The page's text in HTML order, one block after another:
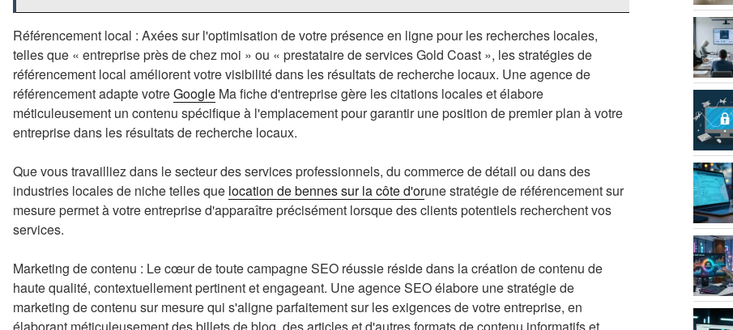
Référencement local : Axées sur l'optimisation de votre présence en ligne pour les recherches locales,
telles que « entreprise près de chez moi » ou « prestataire de services Gold Coast », les stratégies de
référencement local améliorent votre visibilité dans les résultats de recherche locaux. Une agence de
référencement adapte votreGoogle Ma fiche d'entreprise gère les citations locales et élabore
méticuleusement un contenu spécifique à l'emplacement pour garantir une position de premier plan à votre
entreprise dans les résultats de recherche locaux.
Que vous travailliez dans le secteur des services professionnels, du commerce de détail ou dans des
industries locales de niche telles que location de bennes sur la côte d'orune stratégie de référencement sur
mesure permet à votre entreprise d'apparaître précisément lorsque des clients potentiels recherchent vos
services.
Marketing de contenu : Le cœur de toute campagne SEO réussie réside dans la création de contenu de
haute qualité, contextuellement pertinent et engageant. Une agence SEO élabore une stratégie de
marketing de contenu sur mesure qui s'aligne parfaitement sur les exigences de votre entreprise, en
élaborant méticuleusement des billets de blog, des articles et d'autres formats de contenu informatifs et